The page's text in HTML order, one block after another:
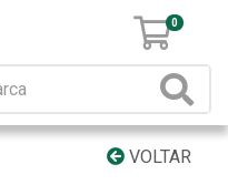
0
VOLTAR